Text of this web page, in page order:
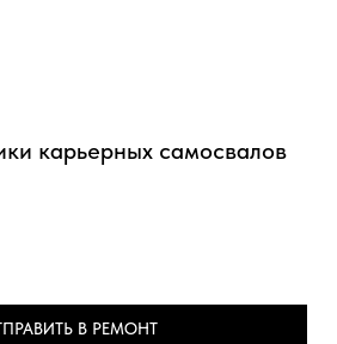
карьерных самосвалов
В РЕМОНТ